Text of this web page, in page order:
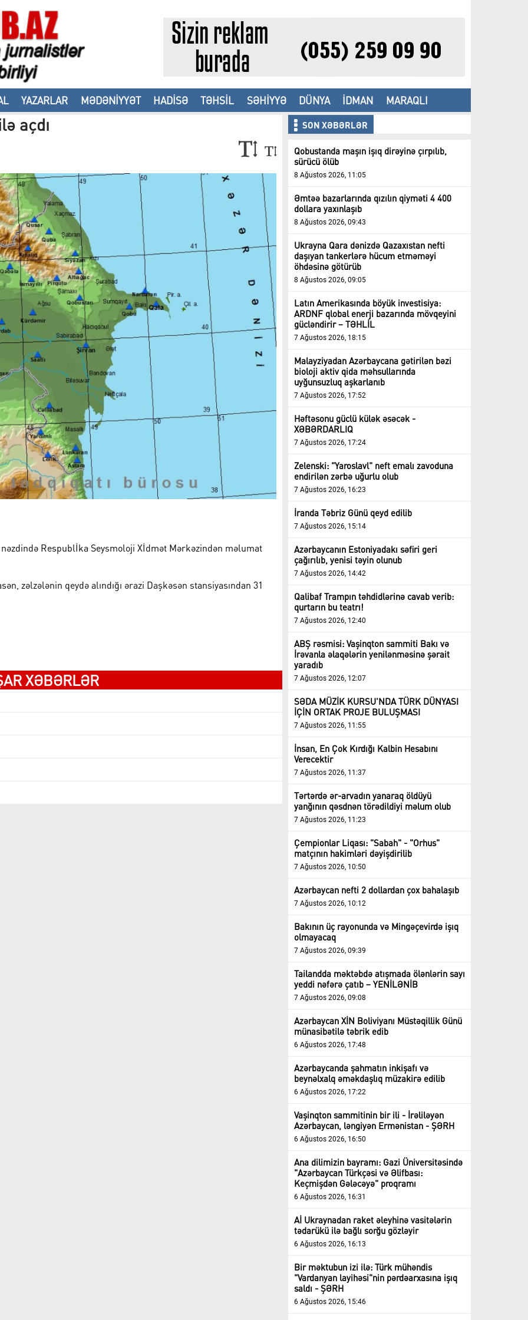
YAZARLAR MƏDƏNİYYƏT HADİSƏ TƏHSİL SƏHİYYƏ DÜNYA İDMAN
MARAQLI
açdı
Respublİka Seysmoloji Xİdmət Mərkəzindən məlumat
zəlzələnin qeydə alındığı ərazi Daşkəsən stansiyasından 31
XƏBƏRLƏR
SON XƏBƏRLƏR
Qobustanda maşın işıq dirəyinə çırpılıb,
sürücü ölüb
8 Ağustos 2026, 11:05
Əmtəə bazarlarında qızılın qiyməti 4 400
dollara yaxınlaşıb
8 Ağustos 2026, 09:43
Ukrayna Qara dənizdə Qazaxıstan nefti
daşıyan tankerlərə hücum etməməyi
öhdəsinə götürüb
8 Ağustos 2026, 09:05
Latın Amerikasında böyük investisiya:
ARDNF qlobal enerji bazarında mövqeyini
gücləndirir – TƏHLİL
7 Ağustos 2026, 18:15
Malayziyadan Azərbaycana gətirilən bəzi
bioloji aktiv qida məhsullarında
uyğunsuzluq aşkarlanıb
7 Ağustos 2026, 17:52
Həftəsonu güclü külək əsəcək -
XƏBƏRDARLIQ
7 Ağustos 2026, 17:24
Zelenski: "Yaroslavl" neft emalı zavoduna
endirilən zərbə uğurlu olub
7 Ağustos 2026, 16:23
İranda Təbriz Günü qeyd edilib
7 Ağustos 2026, 15:14
Azərbaycanın Estoniyadakı səfiri geri
çağırılıb, yenisi təyin olunub
7 Ağustos 2026, 14:42
Qalibaf Trampın təhdidlərinə cavab verib:
qurtarın bu teatrı!
7 Ağustos 2026, 12:40
ABŞ rəsmisi: Vaşinqton sammiti Bakı və
İrəvanla əlaqələrin yenilənməsinə şərait
yaradıb
7 Ağustos 2026, 12:07
SƏDA MÜZİK KURSU'NDA TÜRK DÜNYASI
İÇİN ORTAK PROJE BULUŞMASI
7 Ağustos 2026, 11:55
İnsan, En Çok Kırdığı Kalbin Hesabını
Verecektir
7 Ağustos 2026, 11:37
Tərtərdə ər-arvadın yanaraq öldüyü
yanğının qəsdnən törədildiyi məlum olub
7 Ağustos 2026, 11:23
Çempionlar Liqası: "Sabah" - "Orhus"
matçının hakimləri dəyişdirilib
7 Ağustos 2026, 10:50
Azərbaycan nefti 2 dollardan çox bahalaşıb
7 Ağustos 2026, 10:12
Bakının üç rayonunda və Mingəçevirdə işıq
olmayacaq
7 Ağustos 2026, 09:39
Tailandda məktəbdə atışmada ölənlərin sayı
yeddi nəfərə çatıb – YENİLƏNİB
7 Ağustos 2026, 09:08
Azərbaycan XİN Boliviyanı Müstəqillik Günü
münasibətilə təbrik edib
6 Ağustos 2026, 17:48
Azərbaycanda şahmatın inkişafı və
beynəlxalq əməkdaşlıq müzakirə edilib
6 Ağustos 2026, 17:22
Vaşinqton sammitinin bir ili - İrəliləyən
Azərbaycan, ləngiyən Ermənistan - ŞƏRH
6 Ağustos 2026, 16:50
Ana dilimizin bayramı: Gazi Üniversitəsində
"Azərbaycan Türkçəsi və Əlifbası:
Keçmişdən Gələcəyə" proqramı
6 Ağustos 2026, 16:31
Aİ Ukraynadan raket əleyhinə vasitələrin
tədarükü ilə bağlı sorğu gözləyir
6 Ağustos 2026, 16:13
Bir məktubun izi ilə: Türk mühəndis
"Vardanyan layihəsi"nin pərdəarxasına işıq
saldı - ŞƏRH
6 Ağustos 2026, 15:46